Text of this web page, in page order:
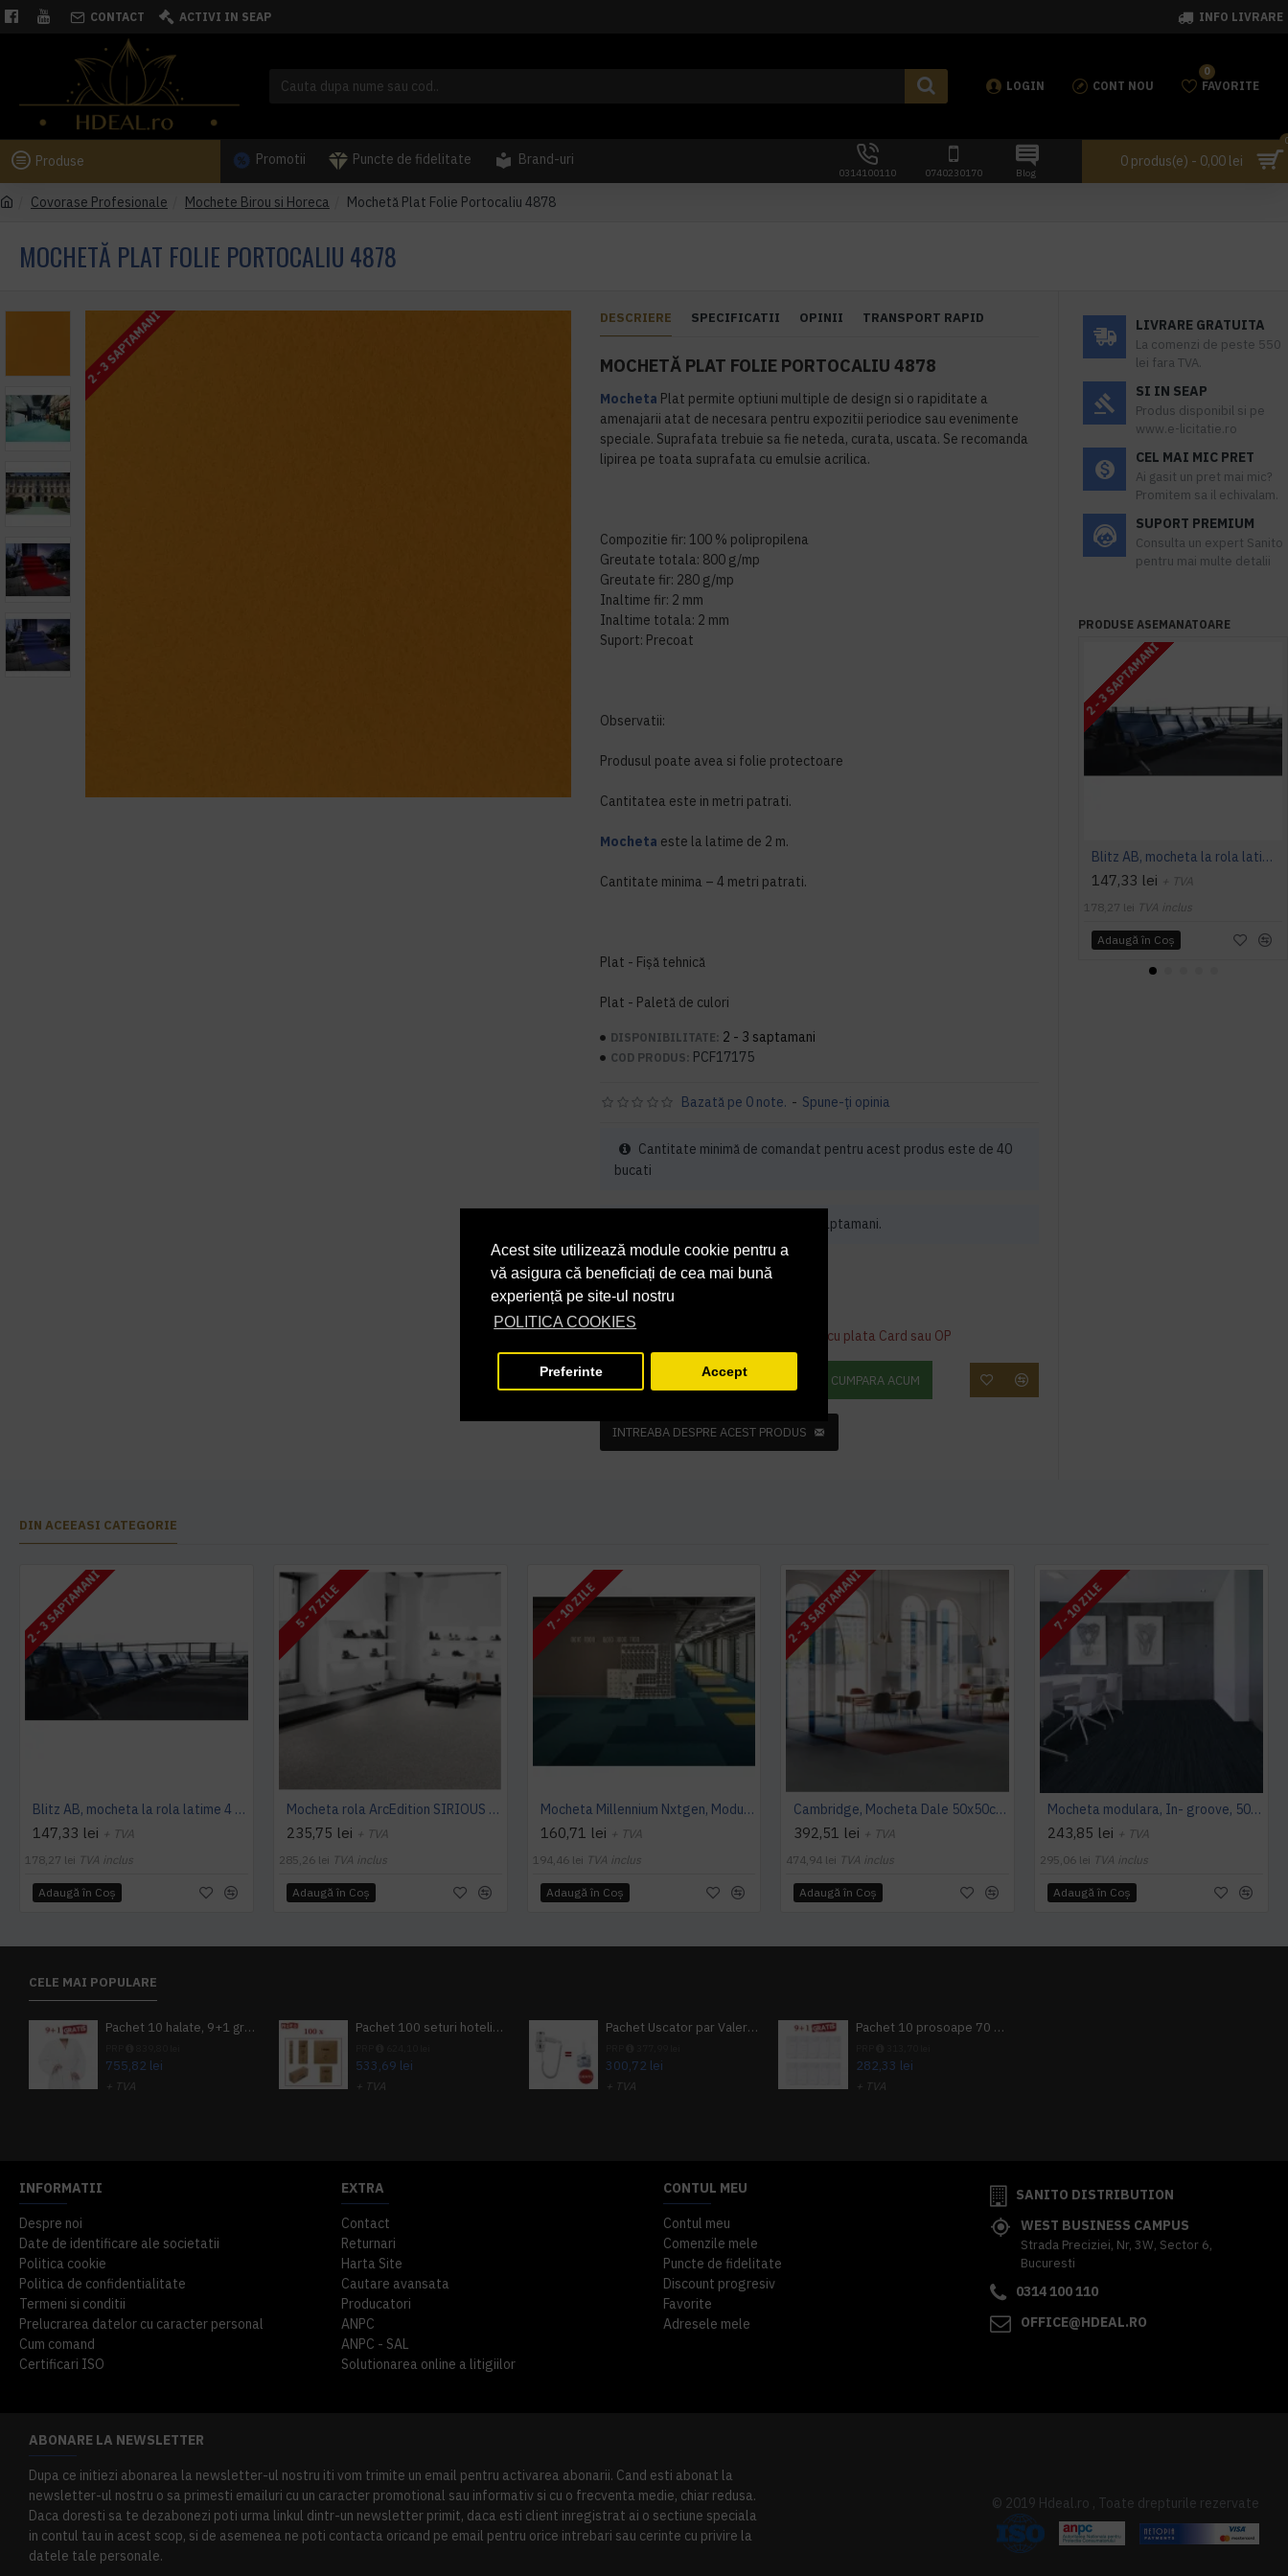
Acest site utilizează module cookie pentru a
vă asigura că beneficiați de cea mai bună
experiență pe site-ul nostru
POLITICA COOKIES
Preferinte Accept
CONTACT ACTIVI IN SEAP INFO LIVRARE
LOGIN CONT NOU FAVORITE
0
Produse Promotii Puncte de fidelitate Brand-uri
0314100110 0740230170 Blog
0 produs(e) - 0,00 lei
Covorase Profesionale Mochete Birou si Horeca Mochetă Plat Folie Portocaliu 4878
MOCHETĂ PLAT FOLIE PORTOCALIU 4878
2 - 3 SAPTAMANI DESCRIERE SPECIFICATII OPINII TRANSPORT RAPID
MOCHETĂ PLAT FOLIE PORTOCALIU 4878
Mocheta Plat permite optiuni multiple de design si o rapiditate a
amenajarii atat de necesara pentru expozitii periodice sau evenimente
speciale. Suprafata trebuie sa fie neteda, curata, uscata. Se recomanda
lipirea pe toata suprafata cu emulsie acrilica.
Compozitie fir: 100 % polipropilena
Greutate totala: 800 g/mp
Greutate fir: 280 g/mp
Inaltime fir: 2 mm
Inaltime totala: 2 mm
Suport: Precoat
Observatii:
Produsul poate avea si folie protectoare
Cantitatea este in metri patrati.
Mocheta este la latime de 2 m.
Cantitate minima – 4 metri patrati.
Plat - Fișă tehnică
Plat - Paletă de culori
DISPONIBILITATE: 2 - 3 saptamani
COD PRODUS: PCF17175
Acest produs iti va fi livrat in 2 - 3 saptamani.
Bazată pe 0 note. - Spune-ţi opinia
23,66 lei+ TVA
Acest produs se poate comanda doar cu plata Card sau OP
ADAUGĂ ÎN COŞ CUMPARA ACUM
Cantitate minimă de comandat pentru acest produs este de 40
bucati
INTREABA DESPRE ACEST PRODUS
LIVRARE GRATUITA
La comenzi de peste 550
lei fara TVA.
SI IN SEAP
Produs disponibil si pe
www.e-licitatie.ro
CEL MAI MIC PRET
Ai gasit un pret mai mic?
Promitem sa il echivalam.
SUPORT PREMIUM
Consulta un expert Sanito
pentru mai multe detalii
PRODUSE ASEMANATOARE
2 - 3 SAPTAMANI
Blitz AB, mocheta la rola latime 4 m, Balta Industries
147,33 lei + TVA
178,27 lei TVA inclus
Adaugă în Coş
DIN ACEEASI CATEGORIE
2 - 3 SAPTAMANI
Blitz AB, mocheta la rola latime 4 m, Balta Industries
147,33 lei + TVA
178,27 lei TVA inclus
Adaugă în Coş
5 - 7 ZILE
Mocheta rola ArcEdition SIRIOUS AB
235,75 lei + TVA
285,26 lei TVA inclus
Adaugă în Coş
7 - 10 ZILE
Mocheta Millennium Nxtgen, Modulyss
160,71 lei + TVA
194,46 lei TVA inclus
Adaugă în Coş
2 - 3 SAPTAMANI
Cambridge, Mocheta Dale 50x50cm, Modulyss
392,51 lei + TVA
474,94 lei TVA inclus
Adaugă în Coş
7 - 10 ZILE
Mocheta modulara, In- groove, 50 x 50 cm, Modulyss
243,85 lei + TVA
295,06 lei TVA inclus
Adaugă în Coş
CELE MAI POPULARE
Pachet 10 halate, 9+1 gratuit
755,82 lei
+ TVA
Pachet 100 seturi hoteliere, set dentar, set barbierit, casca de dus, pila unghii, set cusut
533,69 lei
+ TVA
Pachet Uscator par Valera Action Super Plus + GRATUIT Sampon si gel de dus Tork
300,72 lei
+ TVA
Pachet 10 prosoape 70 x 140cm 9 + 1 gratuit
282,33 lei
+ TVA
INFORMATII
Despre noi
Date de identificare ale societatii
Politica cookie
Politica de confidentialitate
Termeni si conditii
Prelucrarea datelor cu caracter personal
Cum comand
Certificari ISO
EXTRA
Contact
Returnari
Harta Site
Cautare avansata
Producatori
ANPC
ANPC - SAL
Solutionarea online a litigiilor
CONTUL MEU
Contul meu
Comenzile mele
Puncte de fidelitate
Discount progresiv
Favorite
Adresele mele
SANITO DISTRIBUTION
WEST BUSINESS CAMPUS
Strada Preciziei, Nr, 3W, Sector 6,
Bucuresti
0314 100 110
OFFICE@HDEAL.RO
ABONARE LA NEWSLETTER
Dupa ce initiezi abonarea la newsletter-ul nostru iti vom trimite un email pentru activarea abonarii. Cand esti abonat la
newsletter-ul nostru o sa primesti emailuri cu un caracter promotional sau informativ si cu o frecventa medie, chiar redusa.
Daca doresti sa te dezabonezi poti urma linkul dintr-un newsletter primit, daca esti client inregistrat ai o sectiune speciala
in contul tau in acest scop, si de asemenea ne poti contacta oricand pe email pentru orice intrebari sau cerinte cu privire la
datele tale personale.
© 2019 Hdeal.ro , Toate drepturile rezervate